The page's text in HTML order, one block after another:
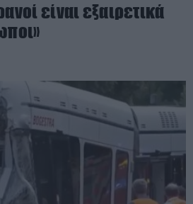
είναι εξαιρετικά